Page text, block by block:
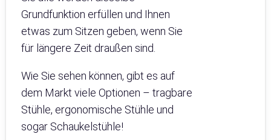
Grundfunktion erfüllen und Ihnen
etwas zum Sitzen geben, wenn Sie
für längere Zeit draußen sind.
Wie Sie sehen können, gibt es auf
dem Markt viele Optionen – tragbare
Stühle, ergonomische Stühle und
sogar Schaukelstühle!